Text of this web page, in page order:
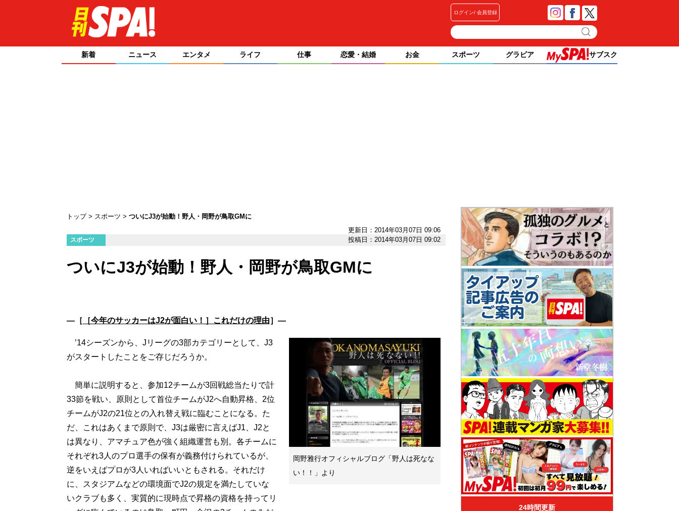
ログイン 会員登録
新着 ニュース エンタメ ライフ 仕事 恋愛・結婚 お金 スポーツ グラビア サブスク
トップ スポーツ
ついにJ3が始動！野人・岡野が鳥取GMに
更新日：2014年03月07日 09:06
スポーツ 投稿日：2014年03月07日 09:02
ついにJ3が始動！野人・岡野が鳥取GMに
―［ ［今年のサッカーはJ2が面白い！］これだけの理由］―
岡野雅行オフィシャルブログ「野人は死なな
い！！」より
’14シーズンから、Jリーグの3部カテゴリーとして、J3
がスタートしたことをご存じだろうか。
簡単に説明すると、参加12チームが3回戦総当たりで計
33節を戦い、原則として首位チームがJ2へ自動昇格、2位
チームがJ2の21位との入れ替え戦に臨むことになる。た
だ、これはあくまで原則で、J3は厳密に言えばJ1、J2と
は異なり、アマチュア色が強く組織運営も別。各チームに
それぞれ3人のプロ選手の保有が義務付けられているが、
逆をいえばプロが3人いればいいともされる。それだけ
に、スタジアムなどの環境面でJ2の規定を満たしていな
いクラブも多く、実質的に現時点で昇格の資格を持ってリ
24時間更新